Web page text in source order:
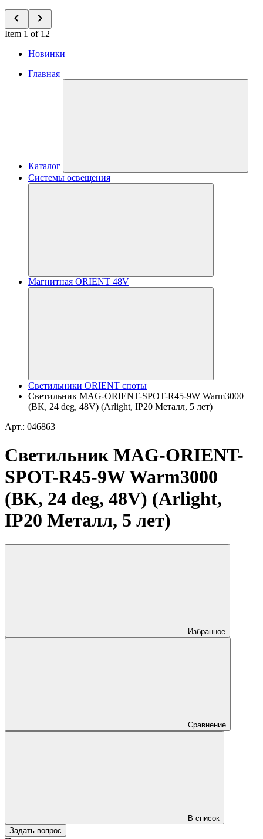
Item 1 of 12
Новинки
Главная
Каталог
Системы освещения
Магнитная ORIENT 48V
Светильники ORIENT споты
Светильник MAG-ORIENT-SPOT-R45-9W Warm3000
(BK, 24 deg, 48V) (Arlight, IP20 Металл, 5 лет)
Арт.: 046863
Светильник MAG-ORIENT-
SPOT-R45-9W Warm3000
(BK, 24 deg, 48V) (Arlight,
IP20 Металл, 5 лет)
Избранное
Сравнение
В список
Задать вопрос